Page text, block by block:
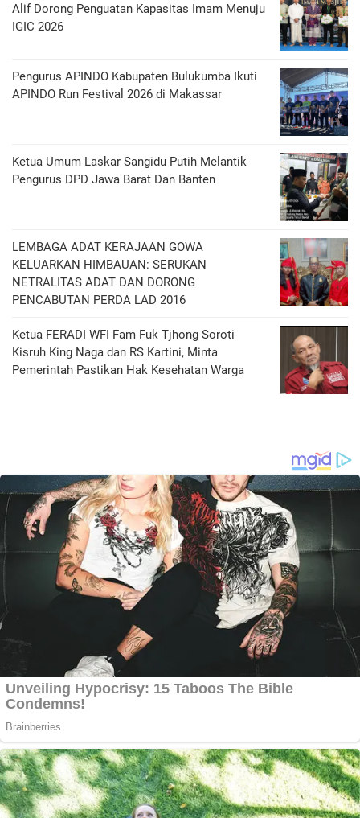
Alif Dorong Penguatan Kapasitas Imam Menuju
IGIC 2026
Pengurus APINDO Kabupaten Bulukumba Ikuti
APINDO Run Festival 2026 di Makassar
Ketua Umum Laskar Sangidu Putih Melantik
Pengurus DPD Jawa Barat Dan Banten
LEMBAGA ADAT KERAJAAN GOWA
KELUARKAN HIMBAUAN: SERUKAN
NETRALITAS ADAT DAN DORONG
PENCABUTAN PERDA LAD 2016
Ketua FERADI WFI Fam Fuk Tjhong Soroti
Kisruh King Naga dan RS Kartini, Minta
Pemerintah Pastikan Hak Kesehatan Warga